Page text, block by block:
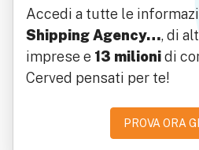
Accedi a tutte le
Shipping Agency…, di
imprese e 13 milionidi
Cerved pensati per te!
PROVA ORA